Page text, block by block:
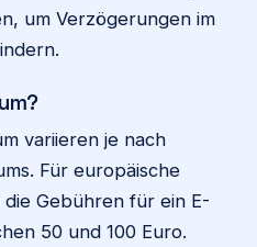
um Verzögerungen im
variieren je nach
Für europäische
Gebühren für ein E-
50 und 100 Euro.